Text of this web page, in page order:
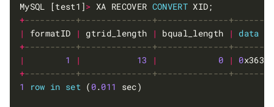
MySQL [test1]> XA RECOVER CONVERT
+
|
formatID | gtrid_length | bqual_length |
data
+
|
1 | 13 | 0 | 0
+
1
row in set ( 0.011